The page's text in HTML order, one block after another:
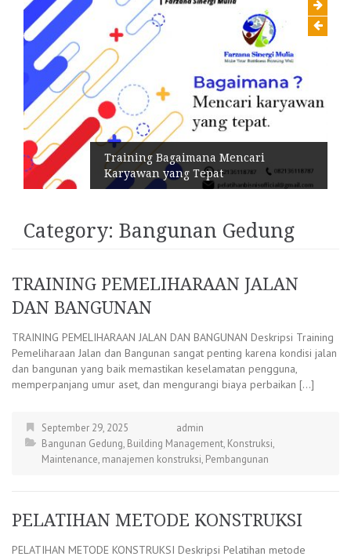
Training Bagaimana Mencari
Karyawan yang Tepat
Category: Bangunan Gedung
TRAINING PEMELIHARAAN JALAN
DAN BANGUNAN
TRAINING PEMELIHARAAN JALAN DAN BANGUNAN Deskripsi Training
Pemeliharaan Jalan dan Bangunan sangat penting karena kondisi jalan
dan bangunan yang baik memastikan keselamatan pengguna,
memperpanjang umur aset, dan mengurangi biaya perbaikan […]
September 29, 2025
admin
Bangunan Gedung, Building Management, Konstruksi,
Maintenance, manajemen konstruksi, Pembangunan
PELATIHAN METODE KONSTRUKSI
PELATIHAN METODE KONSTRUKSI Deskripsi Pelatihan metode